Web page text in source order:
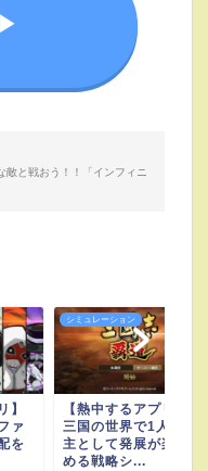
敵と戦おう！！「インフィニ
】
ァ
を
シミュレーション
【熱中するアプリ】
三国の世界で1人の君
主として発展が楽し
める戦略シ...